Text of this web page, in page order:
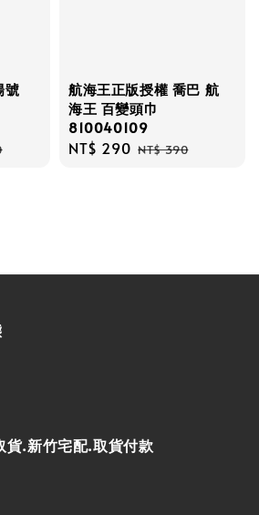
號
航海王正版授權 喬巴 航
海王 百變頭巾
810040109
Sale
NT$ 290 Regular
NT$ 390
貨.新竹宅配.取貨付款